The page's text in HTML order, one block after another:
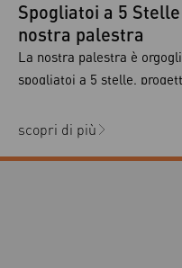
Spogliatoi a 5
nostra palestra
La nostra palestra è
spogliatoi a 5 stelle,
attenzione ai dettagli per
scopri di più